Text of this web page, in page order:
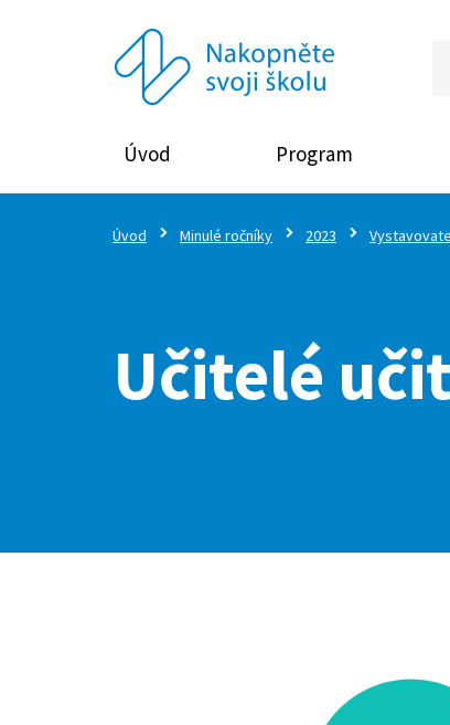
Úvod Program
Úvod Minulé ročníky 2023
Učitelé